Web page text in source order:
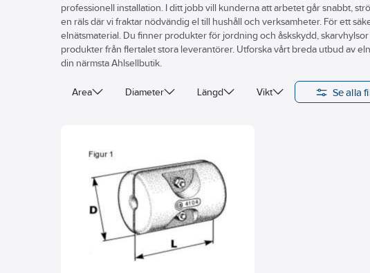
professionell installation. I ditt jobb vill kunderna att arbetet går snabbt,
en räls där vi fraktar nödvändig el till hushåll och verksamheter. För ett
elnätsmaterial. Du finner produkter för jordning och åskskydd,
produkter från flertalet stora leverantörer. Utforska vårt breda utbud av
din närmsta Ahlsellbutik.
Area Diameter Längd Vikt Se alla